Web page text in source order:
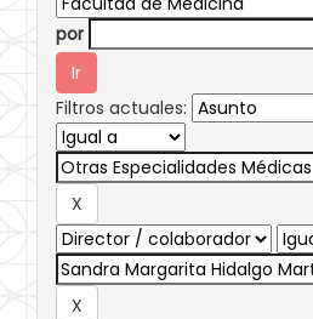
por
Filtros actuales: